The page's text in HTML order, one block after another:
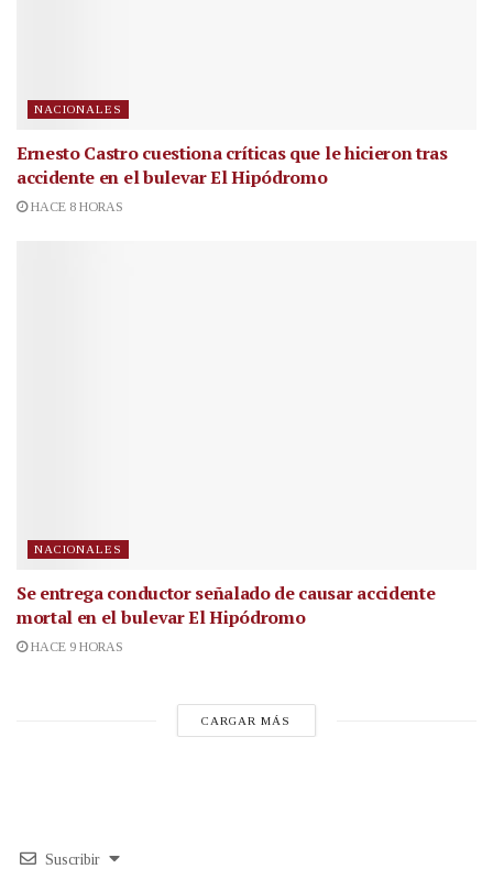
NACIONALES
Ernesto Castro cuestiona críticas que le hicieron tras
accidente en el bulevar El Hipódromo
HACE 8 HORAS
NACIONALES
Se entrega conductor señalado de causar accidente
mortal en el bulevar El Hipódromo
HACE 9 HORAS
CARGAR MÁS
Suscribir